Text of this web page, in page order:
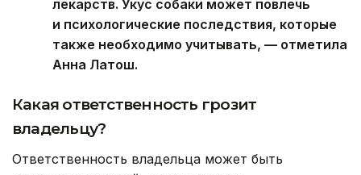
лекарств. Укус собаки может повлечь
и психологические последствия, которые
также необходимо учитывать, — отметила
Анна Латош.
Какая ответственность грозит
владельцу?
Ответственность владельца может быть